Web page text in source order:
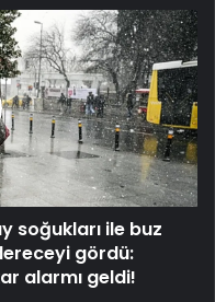
soğukları ile buz
gördü:
alarmı geldi!